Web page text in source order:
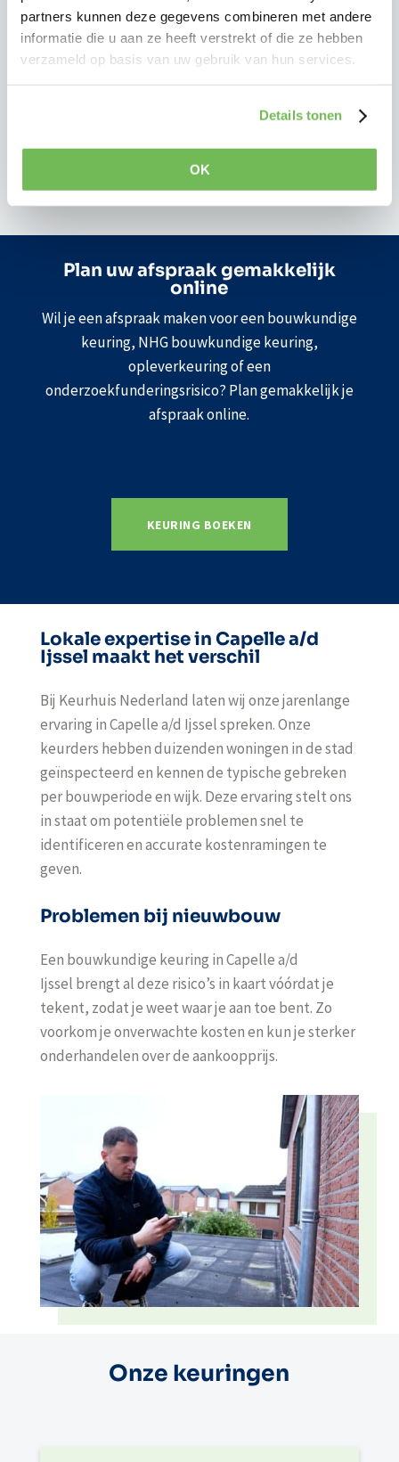
partners kunnen deze gegevens combineren met andere
informatie die u aan ze heeft verstrekt of die ze hebben
verzameld op basis van uw gebruik van hun services.
Details tonen
OK
Een bouwkundige keuring brengt deze risico’s
tijdig in kaart voordat u definitief beslist, zodat u
precies weet waar u aan toe bent.
Plan uw afspraak gemakkelijk
online
Wil je een afspraak maken voor een bouwkundige
keuring, NHG bouwkundige keuring,
opleverkeuring of een
onderzoekfunderingsrisico? Plan gemakkelijk je
afspraak online.
KEURING BOEKEN
Lokale expertise in Capelle a/d
Ijssel maakt het verschil
Bij Keurhuis Nederland laten wij onze jarenlange
ervaring in Capelle a/d Ijssel spreken. Onze
keurders hebben duizenden woningen in de stad
geïnspecteerd en kennen de typische gebreken
per bouwperiode en wijk. Deze ervaring stelt ons
in staat om potentiële problemen snel te
identificeren en accurate kostenramingen te
geven.
Problemen bij nieuwbouw
Een bouwkundige keuring in Capelle a/d
Ijssel brengt al deze risico’s in kaart vóórdat je
tekent, zodat je weet waar je aan toe bent. Zo
voorkom je onverwachte kosten en kun je sterker
onderhandelen over de aankoopprijs.
Onze keuringen